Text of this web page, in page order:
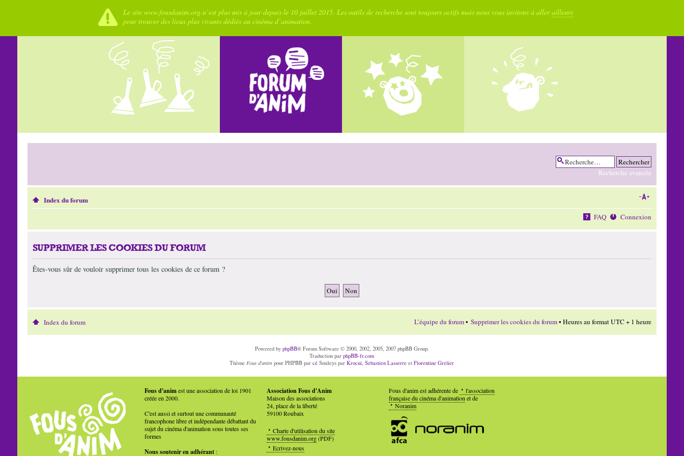
Le site www.fousdanim.org n’est plus mis à jour depuis le 10 juillet 2015. Les outils de recherche sont toujours actifs mais nous vous invitons à allerailleurs
pour trouver des lieux plus vivants dédiés au cinéma d’animation.
Recherche avancée
Index du forum
FAQ Connexion
SUPPRIMER LES COOKIES DU FORUM
Êtes-vous sûr de vouloir supprimer tous les cookies de ce forum ?
Index du forum L’équipe du forum• Supprimer les cookies du forum• Heures au format UTC + 1 heure
Powered by phpBB® Forum Software © 2000, 2002, 2005, 2007 phpBB Group.
Traduction parphpBB-fr.com
ThèmeFous d'anim pour PHPBB parcé Smileys parKrocui,Sebastien Lasserre etFlorentine Grelier
Fous d'animest une association de loi 1901
créée en 2000.
C'est aussi et surtout une communauté
francophone libre et indépendante débattant du
sujet du cinéma d'animation sous toutes ses
formes
Nous soutenir en adhérant:
Association Fous d'Anim
Maison des associations
24, place de la liberté
59100 Roubaix
Charte d'utilisation du site
www.fousdanim.org(PDF)
Ecrivez-nous
Fous d'anim est adhérente de
l'association
française du cinéma d'animation et de
Noranim